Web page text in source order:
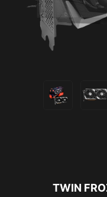
TWIN